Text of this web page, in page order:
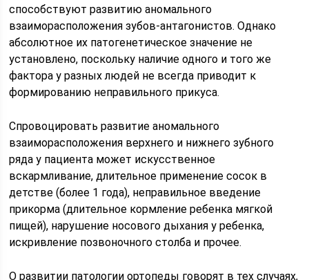
способствуют развитию аномального
взаиморасположения зубов-антагонистов. Однако
абсолютное их патогенетическое значение не
установлено, поскольку наличие одного и того же
фактора у разных людей не всегда приводит к
формированию неправильного прикуса.
Спровоцировать развитие аномального
взаиморасположения верхнего и нижнего зубного
ряда у пациента может искусственное
вскармливание, длительное применение сосок в
детстве (более 1 года), неправильное введение
прикорма (длительное кормление ребенка мягкой
пищей), нарушение носового дыхания у ребенка,
искривление позвоночного столба и прочее.
О развитии патологии ортопеды говорят в тех случаях,